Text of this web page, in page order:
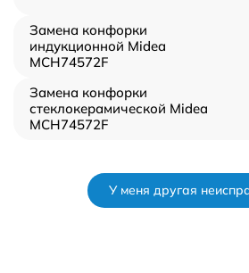
Замена конфорки
индукционной Midea
MCH74572F
Замена конфорки
стеклокерамической Midea
MCH74572F
У меня другая